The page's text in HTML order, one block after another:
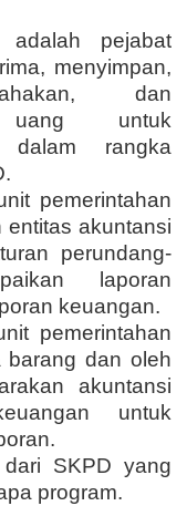
adalah pejabat
menyimpan,
dan
uang untuk
dalam rangka
pemerintahan
entitas akuntansi
perundang-
laporan
keuangan.
pemerintahan
barang dan oleh
akuntansi
untuk
SKPD yang
program.